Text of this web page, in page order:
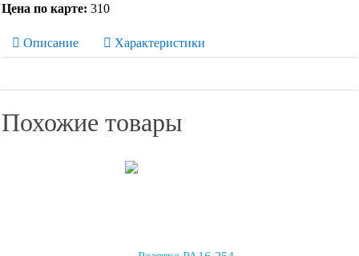
Цена по карте: 310
Описание Характеристики
Похожие товары